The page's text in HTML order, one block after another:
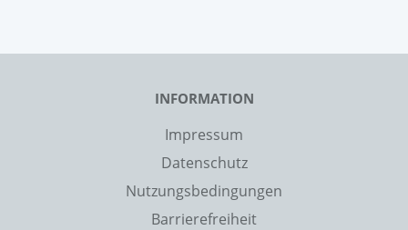
INFORMATION
Impressum
Datenschutz
Nutzungsbedingungen
Barrierefreiheit